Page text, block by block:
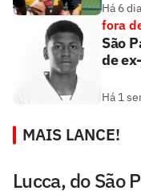
Há 6
fora
São
de
Há 1
MAIS LANCE!
Lucca, do São